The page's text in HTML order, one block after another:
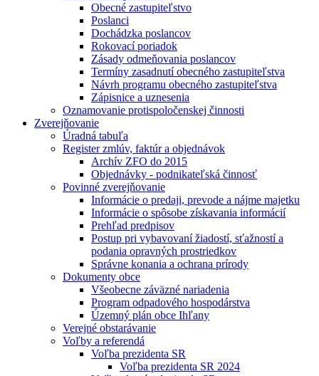
Obecné zastupiteľstvo
Poslanci
Dochádzka poslancov
Rokovací poriadok
Zásady odmeňovania poslancov
Termíny zasadnutí obecného zastupiteľstva
Návrh programu obecného zastupiteľstva
Zápisnice a uznesenia
Oznamovanie protispoločenskej činnosti
Zverejňovanie
Úradná tabuľa
Register zmlúv, faktúr a objednávok
Archív ZFO do 2015
Objednávky - podnikateľská činnosť
Povinné zverejňovanie
Informácie o predaji, prevode a nájme majetku
Informácie o spôsobe získavania informácií
Prehľad predpisov
Postup pri vybavovaní žiadostí, sťažností a
podania opravných prostriedkov
Správne konania a ochrana prírody
Dokumenty obce
Všeobecne záväzné nariadenia
Program odpadového hospodárstva
Územný plán obce Ihľany
Verejné obstarávanie
Voľby a referendá
Voľba prezidenta SR
Voľba prezidenta SR 2024